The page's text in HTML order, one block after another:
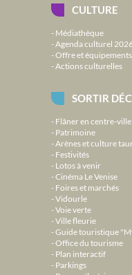
CULTURE
Médiathèque
Agenda culturel
Offre et
Actions culturelles
SORTIR
Flâner en centre-ville
Patrimoine
Arènes et culture
Festivités
Lotos à venir
Cinéma Le Venise
Foires et marchés
Vidourle
Voie verte
Ville fleurie
Guide touristique
Office du tourisme
Plan interactif
Parkings